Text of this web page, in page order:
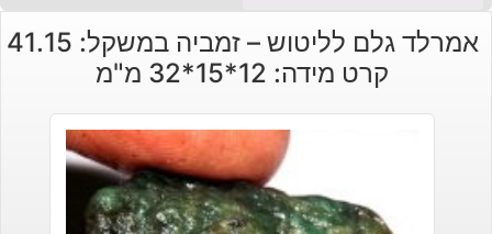
אמרלד גלם לליטוש – זמביה במשקל: 41.15
קרט מידה: 12*15*32 מ"מ